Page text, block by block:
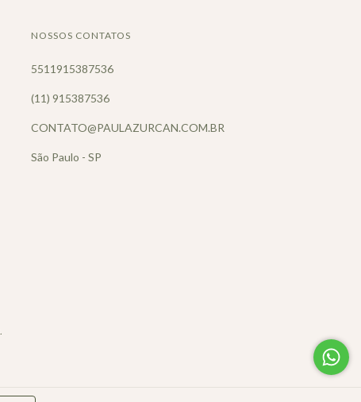
NOSSOS CONTATOS
5511915387536
(11) 915387536
CONTATO@PAULAZURCAN.COM.BR
São Paulo - SP